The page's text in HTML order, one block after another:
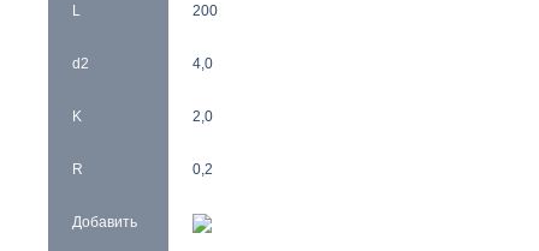
L
d2
K
R
Добавить
200
4,0
2,0
0,2